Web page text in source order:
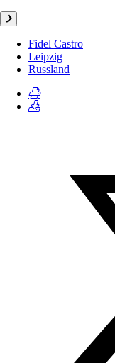
Fidel Castro
Leipzig
Russland